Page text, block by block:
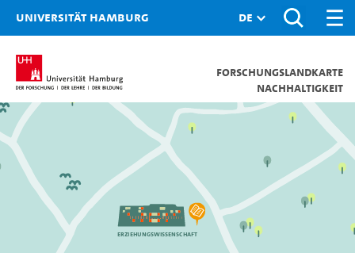
Universität Hamburg
Forschungslandkarte
Nachhaltigkeit
Erziehungswissenschaft